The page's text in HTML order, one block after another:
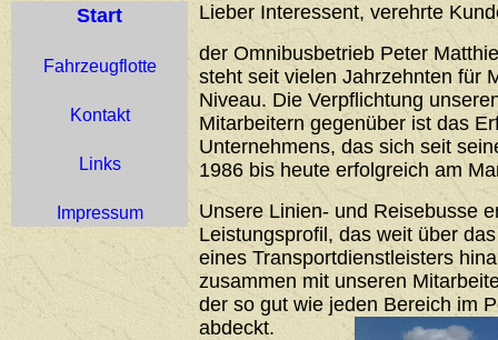
Start
Fahrzeugflotte
Kontakt
Links
Impressum
Lieber Interessent, verehrte
der Omnibusbetrieb Peter
steht seit vielen Jahrzehnten für
Niveau. Die Verpflichtung
Mitarbeitern gegenüber ist das
Unternehmens, das sich seit
1986 bis heute erfolgreich am
Unsere Linien- und Reisebusse
Leistungsprofil, das weit über
eines Transportdienstleisters
zusammen mit unseren
der so gut wie jeden Bereich im
abdeckt.